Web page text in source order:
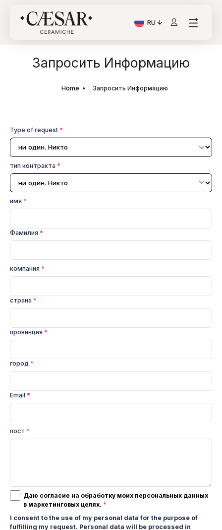
RU
Текущий язык: Italiano
Запросить Информацию
Home Запросить Информацию
Type of request *
тип контракта *
имя *
Фамилия *
компания *
страна *
провинция *
город *
Email *
пост *
Даю согласие на обработку моих персональных данных
в маркетинговых целях. *
I consent to the use of my personal data for the purpose of
fulfilling my request. Personal data will be processed in